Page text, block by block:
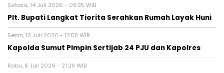
Selasa, 14 Juli 2026 - 09:35 WIB
Plt. Bupati Langkat Tiorita Serahkan Rumah Layak Huni
Senin, 13 Juli 2026 - 12:58 WIB
Kapolda Sumut Pimpin Sertijab 24 PJU dan Kapolres
Rabu, 8 Juli 2026 - 21:29 WIB